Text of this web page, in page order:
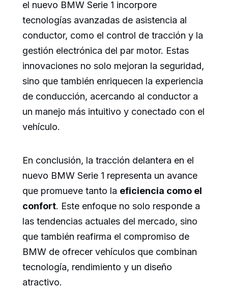
el nuevo BMW Serie 1 incorpore
tecnologías avanzadas de asistencia al
conductor, como el control de tracción y la
gestión electrónica del par motor. Estas
innovaciones no solo mejoran la seguridad,
sino que también enriquecen la experiencia
de conducción, acercando al conductor a
un manejo más intuitivo y conectado con el
vehículo.
En conclusión, la tracción delantera en el
nuevo BMW Serie 1 representa un avance
que promueve tanto la eficiencia como el
confort. Este enfoque no solo responde a
las tendencias actuales del mercado, sino
que también reafirma el compromiso de
BMW de ofrecer vehículos que combinan
tecnología, rendimiento y un diseño
atractivo.